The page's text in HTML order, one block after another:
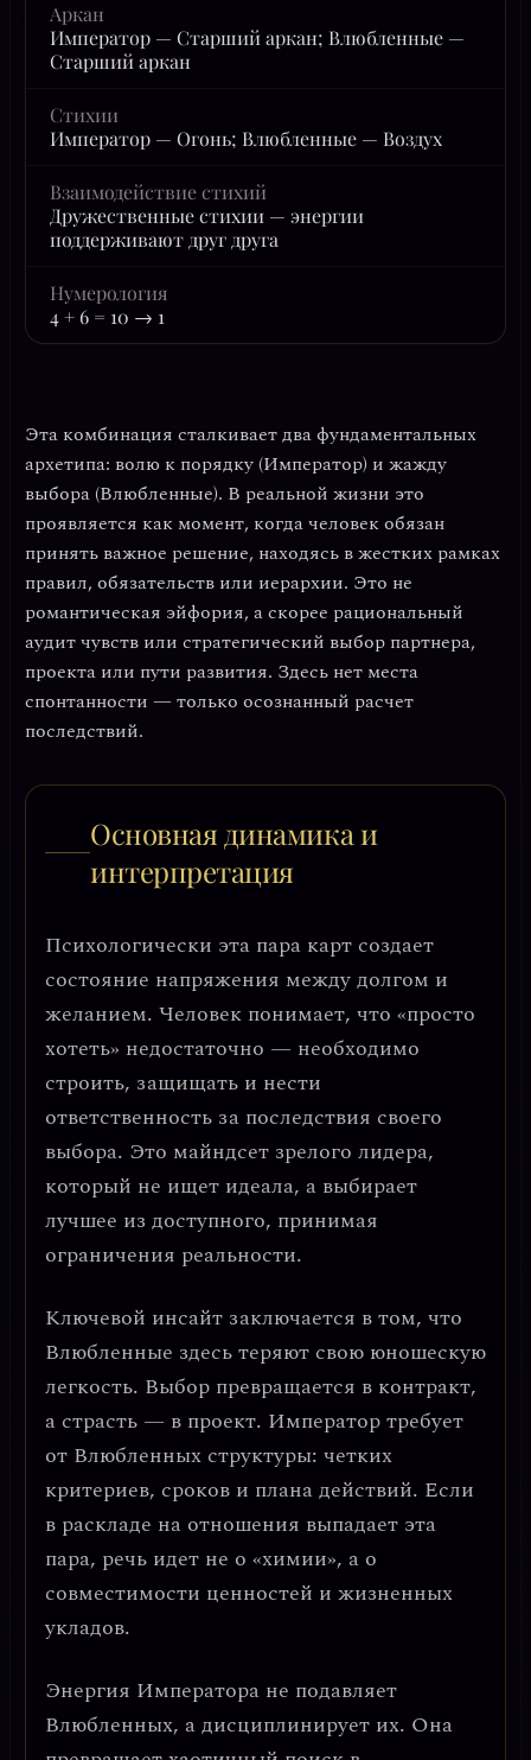
Аркан
Император — Старший аркан; Влюбленные —
Старший аркан
Стихии
Император — Огонь; Влюбленные — Воздух
Взаимодействие стихий
Дружественные стихии — энергии
поддерживают друг друга
Нумерология
4 + 6 = 10 → 1
Эта комбинация сталкивает два фундаментальных
архетипа: волю к порядку (Император) и жажду
выбора (Влюбленные). В реальной жизни это
проявляется как момент, когда человек обязан
принять важное решение, находясь в жестких рамках
правил, обязательств или иерархии. Это не
романтическая эйфория, а скорее рациональный
аудит чувств или стратегический выбор партнера,
проекта или пути развития. Здесь нет места
спонтанности — только осознанный расчет
последствий.
Основная динамика и
интерпретация
Психологически эта пара карт создает
состояние напряжения между долгом и
желанием. Человек понимает, что «просто
хотеть» недостаточно — необходимо
строить, защищать и нести
ответственность за последствия своего
выбора. Это майндсет зрелого лидера,
который не ищет идеала, а выбирает
лучшее из доступного, принимая
ограничения реальности.
Ключевой инсайт заключается в том, что
Влюбленные здесь теряют свою юношескую
легкость. Выбор превращается в контракт,
а страсть — в проект. Император требует
от Влюбленных структуры: четких
критериев, сроков и плана действий. Если
в раскладе на отношения выпадает эта
пара, речь идет не о «химии», а о
совместимости ценностей и жизненных
укладов.
Энергия Императора не подавляет
Влюбленных, а дисциплинирует их. Она